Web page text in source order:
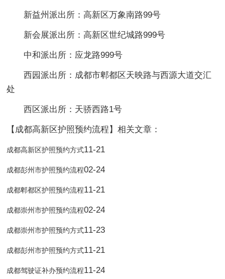
新益州派出所：高新区万象南路99号
新会展派出所：高新区世纪城路999号
中和派出所：应龙路999号
西园派出所：成都市郫都区天映路与西源大道交汇
处
西区派出所：天骄西路1号
【成都高新区护照预约流程】相关文章：
成都高新区护照预约方式11-21
成都彭州市护照预约流程02-24
成都郫都区护照预约流程11-21
成都崇州市护照预约流程02-24
成都崇州市护照预约方式11-23
成都彭州市护照预约方式11-21
成都驾驶证补办预约流程11-24